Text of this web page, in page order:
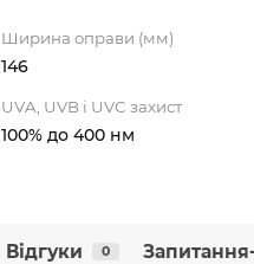
Ширина оправи (мм)
146
UVA, UVB і UVC захист
100% до 400 нм
Відгуки 0